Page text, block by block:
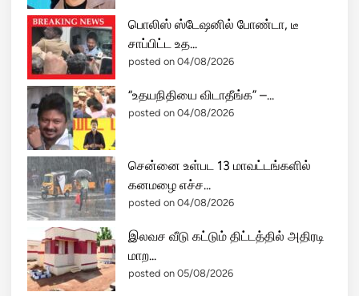
பொலிஸ் ஸ்டேஷனில் போண்டா, டீ
சாப்பிட்ட உத...
posted on 04/08/2026
“உதயநிதியை விடாதீங்க” –...
posted on 04/08/2026
சென்னை உள்பட 13 மாவட்டங்களில்
கனமழை எச்ச...
posted on 04/08/2026
இலவச வீடு கட்டும் திட்டத்தில் அதிரடி
மாற...
posted on 05/08/2026